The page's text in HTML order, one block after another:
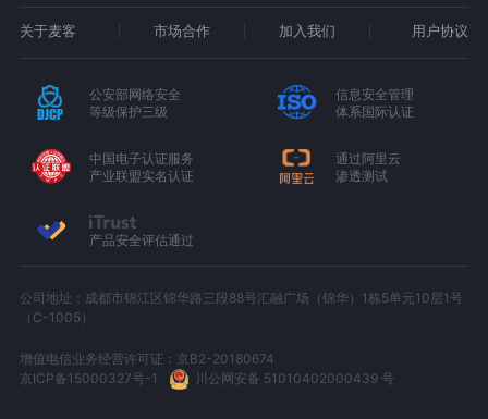
关于麦客 市场合作 加入我们 用户协议
公安部网络安全
等级保护三级
信息安全管理
体系国际认证
中国电子认证服务
产业联盟实名认证
通过阿里云
渗透测试
产品安全评估通过
公司地址：成都市锦江区锦华路三段88号汇融广场（锦华）1栋5单元10层1号
（C-1005）
增值电信业务经营许可证：京B2-20180674
京ICP备15000327号-1
川公网安备 51010402000439 号